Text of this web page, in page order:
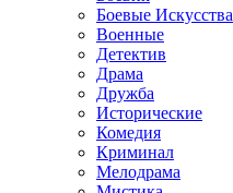
Боевые Искусства
Военные
Детектив
Драма
Дружба
Исторические
Комедия
Криминал
Мелодрама